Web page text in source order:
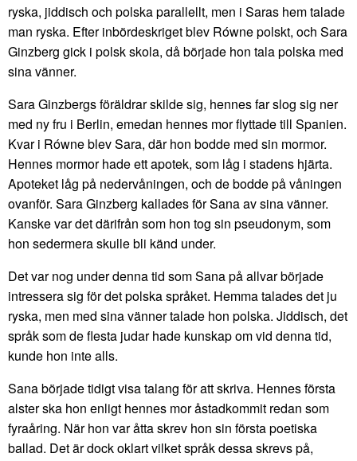
ryska, jiddisch och polska parallellt, men i Saras hem talade
man ryska. Efter inbördeskriget blev Równe polskt, och Sara
Ginzberg gick i polsk skola, då började hon tala polska med
sina vänner.
Sara Ginzbergs föräldrar skilde sig, hennes far slog sig ner
med ny fru i Berlin, emedan hennes mor flyttade till Spanien.
Kvar i Równe blev Sara, där hon bodde med sin mormor.
Hennes mormor hade ett apotek, som låg i stadens hjärta.
Apoteket låg på nedervåningen, och de bodde på våningen
ovanför. Sara Ginzberg kallades för Sana av sina vänner.
Kanske var det därifrån som hon tog sin pseudonym, som
hon sedermera skulle bli känd under.
Det var nog under denna tid som Sana på allvar började
intressera sig för det polska språket. Hemma talades det ju
ryska, men med sina vänner talade hon polska. Jiddisch, det
språk som de flesta judar hade kunskap om vid denna tid,
kunde hon inte alls.
Sana började tidigt visa talang för att skriva. Hennes första
alster ska hon enligt hennes mor åstadkommit redan som
fyraåring. När hon var åtta skrev hon sin första poetiska
ballad. Det är dock oklart vilket språk dessa skrevs på,